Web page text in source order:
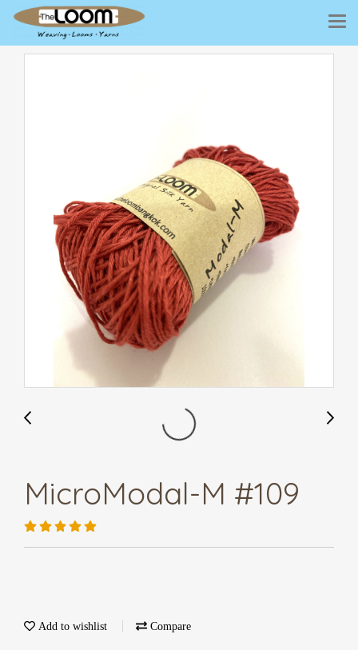
MicroModal-M #109
Add to wishlist Compare